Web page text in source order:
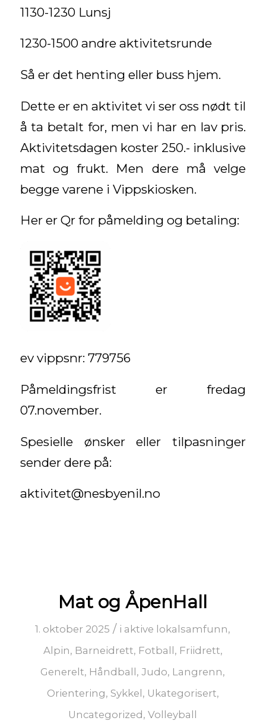
1130-1230 Lunsj
1230-1500 andre aktivitetsrunde
Så er det henting eller buss hjem.
Dette er en aktivitet vi ser oss nødt til
å ta betalt for, men vi har en lav pris.
Aktivitetsdagen koster 250.- inklusive
mat og frukt. Men dere må velge
begge varene i Vippskiosken.
Her er Qr for påmelding og betaling:
ev vippsnr: 779756
Påmeldingsfrist er fredag
07.november.
Spesielle ønsker eller tilpasninger
sender dere på:
aktivitet@nesbyenil.no
Mat og ÅpenHall
1. oktober 2025 / i aktive lokalsamfunn,
Alpin, Barneidrett, Fotball , Friidrett,
Generelt, Håndball ,Judo, Langrenn,
Orientering, Sykkel , Ukategorisert,
Uncategorized ,Volleyball